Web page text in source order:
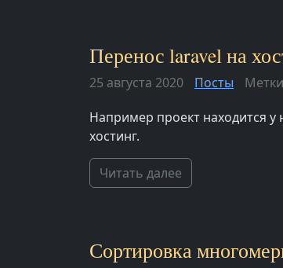
Перенос laravel на
25 августа 2020 Посты
Например проект находится
хостинг.
Читать далее
Сортировка